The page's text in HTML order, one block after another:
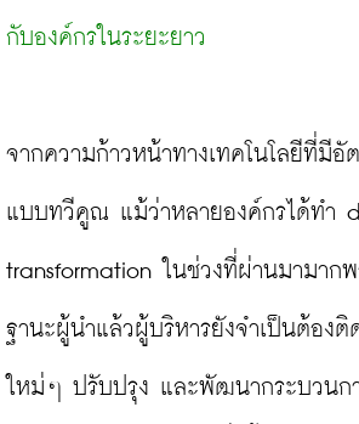
กับองค์กรในระยะยาว
จากความก้าวหน้าทางเทคโนโลยีที่มีอั
แบบทวีคูณ แม้ว่าหลายองค์กรได้ทำ
transformation ในช่วงที่ผ่านมามาก
ฐานะผู้นำแล้วผู้บริหารยังจำเป็นต้องติ
ใหม่ๆ ปรับปรุง และพัฒนากระบวนกา